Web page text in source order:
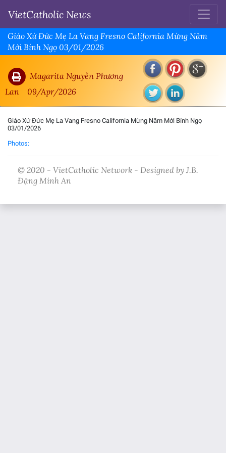
VietCatholic News
Giáo Xứ Đức Mẹ La Vang Fresno California Mừng Năm
Mới Bính Ngọ 03/01/2026
Magarita Nguyễn Phương
Lan
09/Apr/2026
Giáo Xứ Đức Mẹ La Vang Fresno California Mừng Năm Mới Bính Ngọ
03/01/2026
Photos:
© 2020 - VietCatholic Network - Designed by J.B.
Đặng Minh An